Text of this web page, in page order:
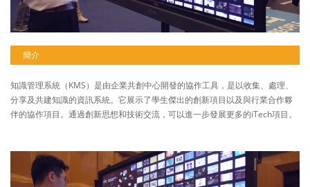
簡介
知識管理系統（KMS）是由企業共創中心開發的協作工具，是以收集、處理、
分享及共建知識的資訊系統。它展示了學生傑出的創新項目以及與行業合作夥
伴的協作項目。通過創新思想和技術交流，可以進一步發展更多的iTech項目。